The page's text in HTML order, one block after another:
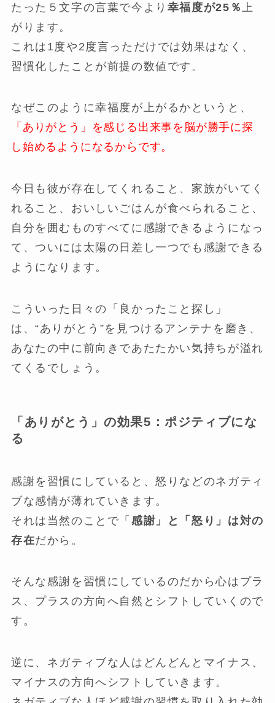
たった５文字の言葉で今より 幸福度が25％ 上
がります。
これは1度や2度言っただけでは効果はなく、
習慣化したことが前提の数値です。
なぜこのように幸福度が上がるかというと、
「ありがとう」を感じる出来事を脳が勝手に探
し始めるようになるからです。
今日も彼が存在してくれること、家族がいてく
れること、おいしいごはんが食べられること、
自分を囲むものすべてに感謝できるようになっ
て、ついには太陽の日差し一つでも感謝できる
ようになります。
こういった日々の「良かったこと探し」
は、“ありがとう”を見つけるアンテナを磨き、
あなたの中に前向きであたたかい気持ちが溢れ
てくるでしょう。
「ありがとう」の効果5：ポジティブにな
る
感謝を習慣にしていると、怒りなどのネガティ
ブな感情が薄れていきます。
それは当然のことで「感謝」と「怒り」は対の
存在だから。
そんな感謝を習慣にしているのだから心はプラ
ス、プラスの方向へ自然とシフトしていくので
す。
逆に、ネガティブな人はどんどんとマイナス、
マイナスの方向へシフトしていきます。